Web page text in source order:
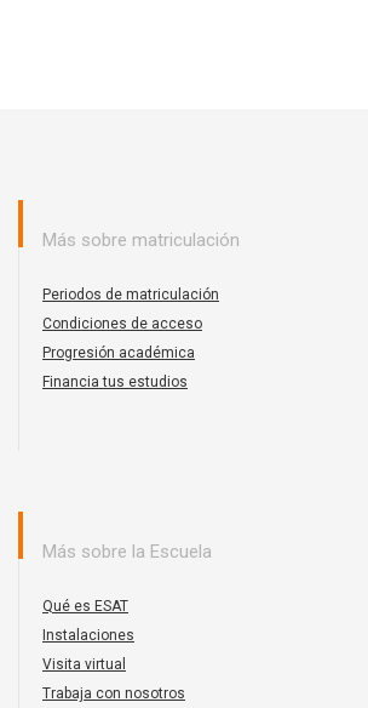
Más sobre matriculación
Periodos de matriculación
Condiciones de acceso
Progresión académica
Financia tus estudios
Más sobre la Escuela
Qué es ESAT
Instalaciones
Visita virtual
Trabaja con nosotros